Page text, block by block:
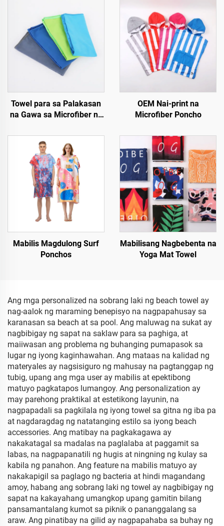
Towel para sa Palakasan
na Gawa sa Microfiber ng
OEM Nai-print na
Microfiber Poncho
Mabilis Magdulong Surf
Ponchos
Mabilisang Nagbebenta na
Yoga Mat Towel
Ang mga personalized na sobrang laki ng beach towel ay
nag-aalok ng maraming benepisyo na nagpapahusay sa
karanasan sa beach at sa pool. Ang maluwag na sukat ay
nagbibigay ng sapat na saklaw para sa paghiga, at
maiiwasan ang problema ng buhanging pumapasok sa
lugar ng iyong kaginhawahan. Ang mataas na kalidad ng
materyales ay nagsisiguro ng mahusay na pagtanggap ng
tubig, upang ang mga user ay mabilis at epektibong
matuyo pagkatapos lumangoy. Ang personalization ay
may parehong praktikal at estetikong layunin, na
nagpapadali sa pagkilala ng iyong towel sa gitna ng iba pa
at nagdaragdag ng natatanging estilo sa iyong beach
accessories. Ang matibay na pagkakagawa ay
nakakatagal sa madalas na paglalaba at paggamit sa
labas, na nagpapanatili ng hugis at ningning ng kulay sa
kabila ng panahon. Ang feature na mabilis matuyo ay
nakakapigil sa paglago ng bacteria at hindi magandang
amoy, habang ang sobrang laki ng towel ay nagbibigay ng
sapat na kakayahang umangkop upang gamitin bilang
pansamantalang kumot sa piknik o pananggalang sa
araw. Ang pinatibay na gilid ay nagpapahaba sa buhay ng